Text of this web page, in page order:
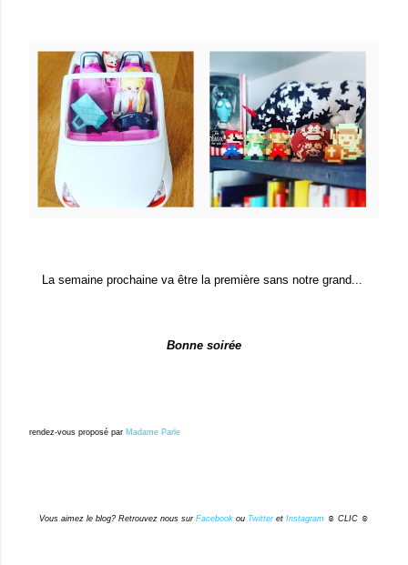
La semaine prochaine va être la première sans notre grand...
Bonne soirée
rendez-vous proposé par Madame Parle
Vous aimez le blog? Retrouvez nous sur Facebook ou Twitteret Instagram ☺ CLIC ☺